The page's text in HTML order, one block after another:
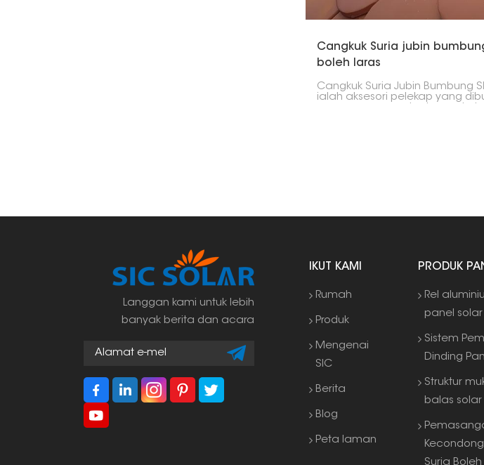
Cangkuk Suria jubin
boleh laras
Cangkuk Suria Jubin Bumbung
ialah aksesori pelekap yang
Langgan kami untuk lebih
banyak berita dan acara
IKUT KAMI
Rumah
Produk
Mengenai
SIC
Berita
Blog
Peta laman
PRODUK
Rel
panel solar
Sistem
Dinding
Struktur
balas solar
Suria Boleh